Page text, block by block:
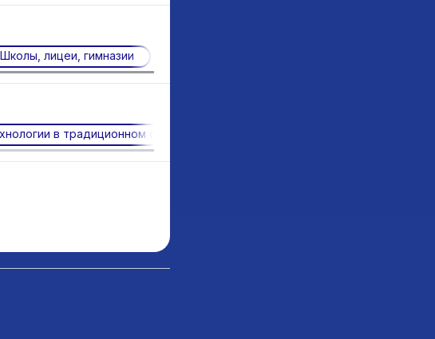
Школы, лицеи, гимназии
в традиционном обучении